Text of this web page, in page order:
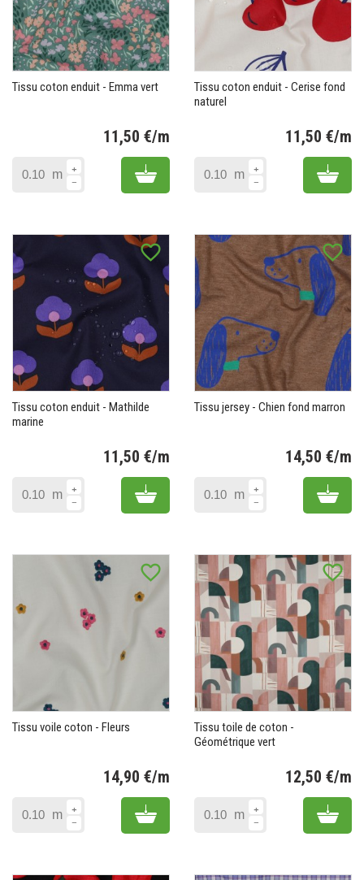
Tissu coton enduit - Emma vert
11,50 €/m
m Add to cart
Tissu coton enduit - Cerise fond
naturel
11,50 €/m
m Add
favorite_border
Tissu coton enduit - Mathilde
marine
11,50 €/m
m Add to cart
favorite_border
Tissu jersey - Chien fond marron
14,50 €/m
m Add
favorite_border
Tissu voile coton - Fleurs
14,90 €/m
m Add to cart
favorite_border
Tissu toile de coton -
Géométrique vert
12,50 €/m
m Add